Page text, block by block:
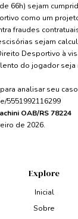
66h) sejam
como um
fraudes
sejam
Desportivo à
do jogador
analisar seu
5551992116299
OAB/RS 78224
de 2026.
Explore
Inicial
Sobre